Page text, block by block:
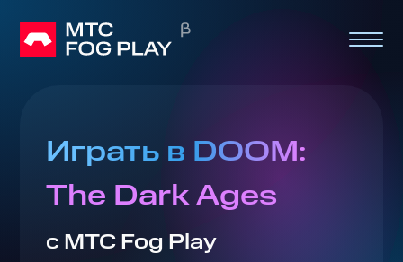
Играть в DOOM:
The Dark Ages
с МТС Fog Play